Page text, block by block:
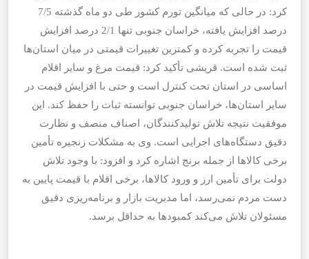
کرد: در حالی که میانگین تورم کشور طی دو ماه گذشته 7/5
درصد افزایش یافته، خراسان جنوبی تنها 2/1 درصد افزایش
قیمت را تجربه کرده و کمترین تغییرات قیمتی در میان استان‌ها
ثبت شده است. قریشی تأکید کرد: قیمت مرغ و سایر اقلام
اساسی در استان تحت کنترل است و حتی با افزایش قیمت در
سایر استان‌ها، خراسان جنوبی توانسته ثبات را حفظ کند. این
موفقیت نتیجه تلاش تولیدکنندگان، اصناف منصف و نظارت
دقیق دستگاه‌های اجرایی است. وی به مشکلات زنجیره تأمین
برخی کالاها از جمله برنج اشاره کرد و افزود: با وجود تلاش
دولت برای تأمین ارز و ورود کالاها، برخی اقلام با قیمت پایین به
دست مردم نمی‌رسد، اما مدیریت بازار و برنامه‌ریزی دقیق
مسئولان تلاش می‌کند کمبودها به حداقل برسد.